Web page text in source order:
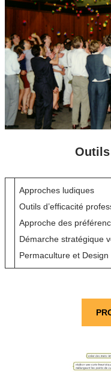
Approches ludiques
Outils d’efficacité
Approche des
Démarche stratégique
Permaculture et